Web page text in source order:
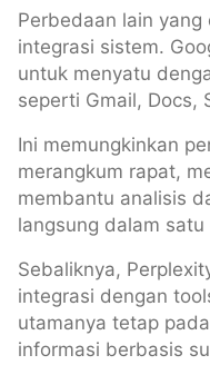
Perbedaan lain
integrasi sistem.
untuk menyatu
seperti Gmail, Docs,
Ini memungkinkan
merangkum rapat,
membantu analisis
langsung dalam
Sebaliknya,
integrasi dengan
utamanya tetap
informasi berbasis